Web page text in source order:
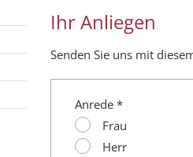
Ihr Anliegen
Senden Sie uns mit
Anrede *
Frau
Herr